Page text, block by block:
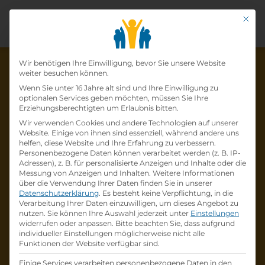
Die Lehrstelle wurde schon
besetzt!
Die LehrstelleLehrling (m/w/d) als EDV-
Kaufmann/frau mit Schwerpunkt Verkauf
und TechnikbeiMcSHARKist schonbesetzt
Firmenprofil besuchen
Andere Lehrstelle suchen
Mit
Datenschutz-
Wir benötigen Ihre Einwilligung, bevor Sie unsere Website
weiter besuchen können.
Wenn Sie unter 16 Jahre alt sind und Ihre Einwilligung zu
optionalen Services geben möchten, müssen Sie Ihre
Erziehungsberechtigten um Erlaubnis bitten.
Wir verwenden Cookies und andere Technologien auf unserer
Website. Einige von ihnen sind essenziell, während andere uns
helfen, diese Website und Ihre Erfahrung zu verbessern.
Personenbezogene Daten können verarbeitet werden (z. B. IP-
Adressen), z. B. für personalisierte Anzeigen und Inhalte oder die
Messung von Anzeigen und Inhalten. Weitere Informationen
über die Verwendung Ihrer Daten finden Sie in unserer
Datenschutzerklärung. Es besteht keine Verpflichtung, in die
Verarbeitung Ihrer Daten einzuwilligen, um dieses Angebot zu
nutzen. Sie können Ihre Auswahl jederzeit unter Einstellungen
widerrufen oder anpassen. Bitte beachten Sie, dass aufgrund
individueller Einstellungen möglicherweise nicht alle
Funktionen der Website verfügbar sind.
Einige Services verarbeiten personenbezogene Daten in den